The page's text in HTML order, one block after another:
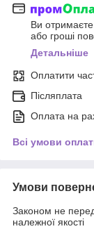
Ви
або гроші
Детальніше
Оплатити
Післяплата
Оплата на
Всі умови
Умови
Законом не
належної якості